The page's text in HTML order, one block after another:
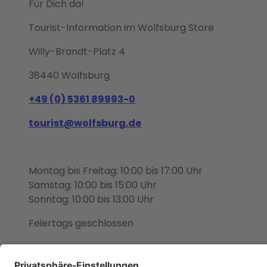
Für Dich da!
Tourist-Information im Wolfsburg Store
Willy-Brandt-Platz 4
38440 Wolfsburg
+49 (0) 5361 89993-0
tourist@wolfsburg.de
Montag bis Freitag: 10:00 bis 17:00 Uhr
Samstag: 10:00 bis 15:00 Uhr
Sonntag: 10:00 bis 13:00 Uhr
Feiertags geschlossen